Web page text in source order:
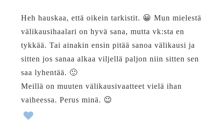
Heh hauskaa, että oikein tarkistit. 😀 Mun mielestä
välikausihaalari on hyvä sana, mutta vk:sta en
tykkää. Tai ainakin ensin pitää sanoa välikausi ja
sitten jos sanaa alkaa viljellä paljon niin sitten sen
saa lyhentää. 🙂
Meillä on muuten välikausivaatteet vielä ihan
vaiheessa. Perus minä. 😉